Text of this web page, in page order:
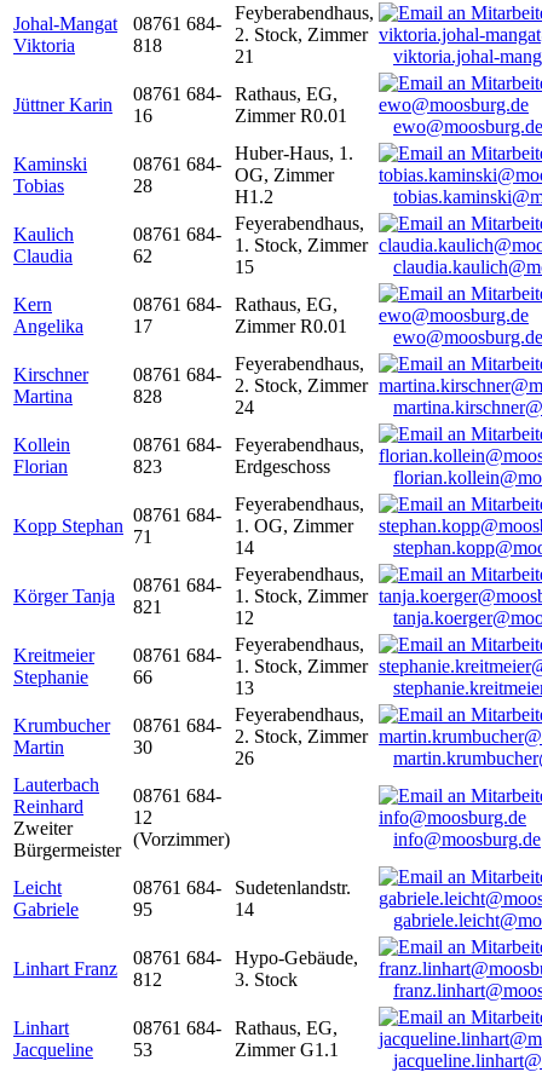
Johal-Mangat
Viktoria
08761 684-
818
Feyberabendhaus,
2. Stock, Zimmer
21
viktoria.johal-
Jüttner Karin
08761 684-
16
Rathaus, EG,
Zimmer R0.01
ewo@moosburg.de
Kaminski
Tobias
08761 684-
28
Huber-Haus, 1.
OG, Zimmer
H1.2
Kaulich
Claudia
08761 684-
62
Feyerabendhaus,
1. Stock, Zimmer
15
Kern
Angelika
08761 684-
17
Rathaus, EG,
Zimmer R0.01
ewo@moosburg.de
Kirschner
Martina
08761 684-
828
Feyerabendhaus,
2. Stock, Zimmer
24
Kollein
Florian
08761 684-
823
Feyerabendhaus,
Erdgeschoss
Kopp Stephan
08761 684-
71
Feyerabendhaus,
1. OG, Zimmer
14
Körger Tanja
08761 684-
821
Feyerabendhaus,
1. Stock, Zimmer
12
Kreitmeier
Stephanie
08761 684-
66
Feyerabendhaus,
1. Stock, Zimmer
13
Krumbucher
Martin
08761 684-
30
Feyerabendhaus,
2. Stock, Zimmer
26
Lauterbach
Reinhard
Zweiter
Bürgermeister
08761 684-
12
(Vorzimmer)
info@moosburg.de
Leicht
Gabriele
08761 684-
95
Sudetenlandstr.
14
Linhart Franz
08761 684-
812
Hypo-Gebäude,
3. Stock
Linhart
Jacqueline
08761 684-
53
Rathaus, EG,
Zimmer G1.1